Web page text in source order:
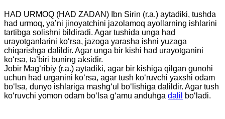
HAD URMOQ (HAD ZADAN) Ibn Sirin (r.a.) aytadiki, tushda
had urmoq, ya’ni jinoyatchini jazolamoq ayollarning ishlarini
tartibga solishni bildiradi. Agar tushida unga had
urayotganlarini ko‘rsa, jazoga yarasha ishni yuzaga
chiqarishga dalildir. Agar unga bir kishi had urayotganini
ko‘rsa, ta’biri buning aksidir.
Jobir Mag‘ribiy (r.a.) aytadiki, agar bir kishiga qilgan gunohi
uchun had urganini ko‘rsa, agar tush ko‘ruvchi yaxshi odam
bo‘lsa, dunyo ishlariga mashg‘ul bo‘lishiga dalildir. Agar tush
ko‘ruvchi yomon odam bo‘lsa g‘amu anduhga dalil bo‘ladi.